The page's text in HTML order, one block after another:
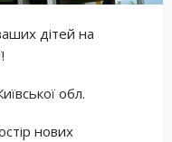
дітей на
обл.
нових